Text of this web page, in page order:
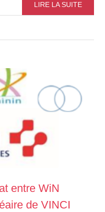
LIRE LA SUITE
entre WiN
de VINCI